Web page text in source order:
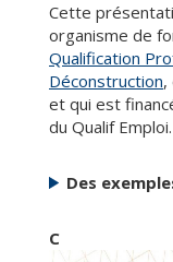
Cette
organisme de
Qualification
Déconstruction,
et qui est
du Qualif Emploi.
Des
C